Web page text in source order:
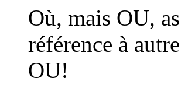
Où, mais OU,
référence à
OU!